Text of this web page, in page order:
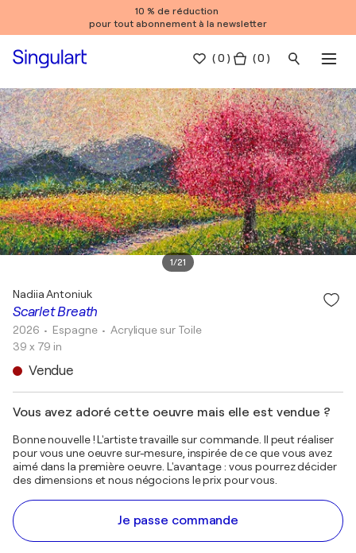
10 % de réduction
pour tout abonnement à la newsletter
(0 ) ( 0 )
1/21
Scarlet Breath
Nadiia Antoniuk
2026 • Espagne • Acrylique sur Toile
39 x 79 in
Vendue
Vous avez adoré cette oeuvre mais elle est vendue ?
Bonne nouvelle ! L'artiste travaille sur commande. Il peut réaliser
pour vous une oeuvre sur-mesure, inspirée de ce que vous avez
aimé dans la première oeuvre. L'avantage : vous pourrez décider
des dimensions et nous négocions le prix pour vous.
Je passe commande